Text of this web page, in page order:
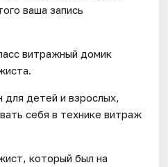
ваша запись
витражный домик
для детей и взрослых,
себя в технике витраж
который был на